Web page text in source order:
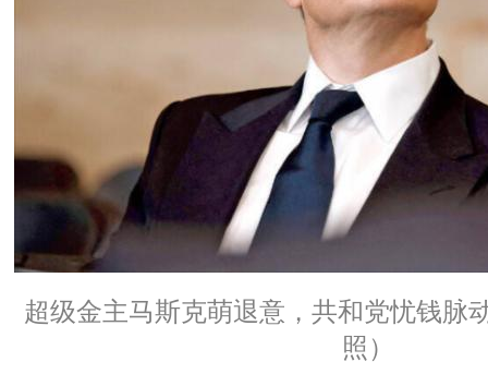
超级金主马斯克萌退意，共和党忧钱脉
照）